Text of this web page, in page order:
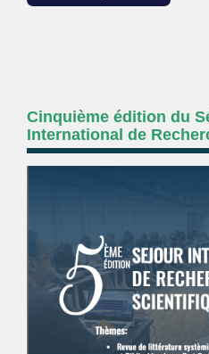
Cinquième édition du
International de